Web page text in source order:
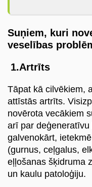
Suņiem, kuri
veselības
1.Artrīts
Tāpat kā cilvēkiem,
attīstās artrīts.
novērota vecākiem
arī par
galvenokārt,
(gurnus, ceļgalus,
eļļošanas šķidruma
un kaulu patoloģiju.